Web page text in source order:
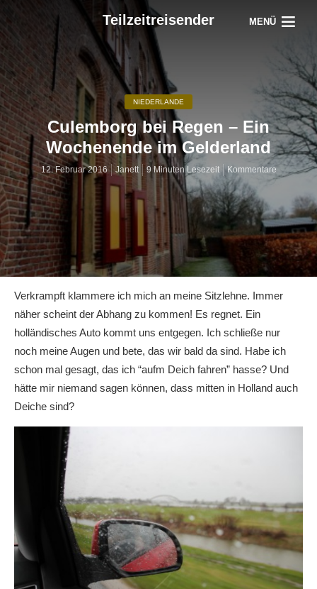
Teilzeitreisender MENÜ
NIEDERLANDE
Culemborg bei Regen – Ein
Wochenende im Gelderland
12. Februar 2016 Janett 9 Minuten Lesezeit Kommentare
Verkrampft klammere ich mich an meine Sitzlehne. Immer
näher scheint der Abhang zu kommen! Es regnet. Ein
holländisches Auto kommt uns entgegen. Ich schließe nur
noch meine Augen und bete, das wir bald da sind. Habe ich
schon mal gesagt, das ich “aufm Deich fahren” hasse? Und
hätte mir niemand sagen können, dass mitten in Holland auch
Deiche sind?